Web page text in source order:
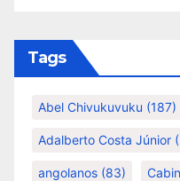
Tags
Abel Chivukuvuku (187)
Adalberto Costa Júnior
angolanos (83)